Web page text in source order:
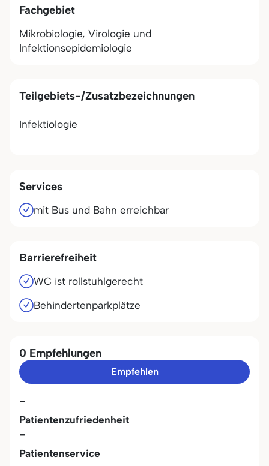
Fachgebiet
Mikrobiologie, Virologie und
Infektionsepidemiologie
Teilgebiets-/Zusatzbezeichnungen
Infektiologie
Services
mit Bus und Bahn erreichbar
Barrierefreiheit
WC ist rollstuhlgerecht
Behindertenparkplätze
0 Empfehlungen
Empfehlen
-
Patientenzufriedenheit
-
Patientenservice